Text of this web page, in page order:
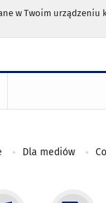
w Twoim urządzeniu
Dla mediów